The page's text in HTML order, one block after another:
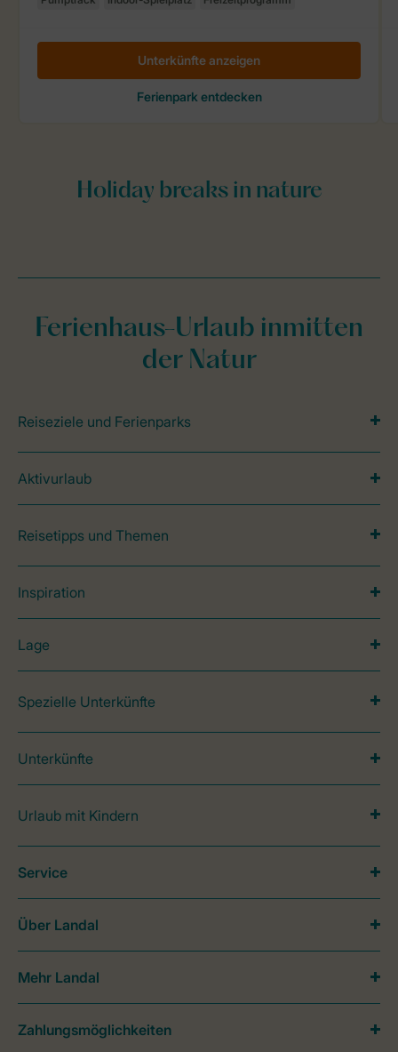
Ferienhaus-Urlaub inmitten
der Natur
Reiseziele und Ferienparks
Aktivurlaub
Reisetipps und Themen
Inspiration
Lage
Spezielle Unterkünfte
Unterkünfte
Urlaub mit Kindern
Service
Über Landal
Mehr Landal
Zahlungsmöglichkeiten